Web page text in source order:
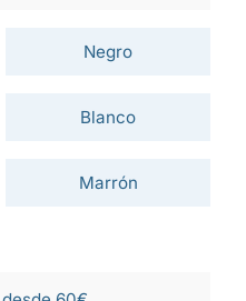
Negro
Blanco
Marrón